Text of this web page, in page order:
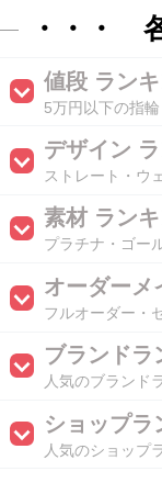
・・・
値段 ラン
5万円以下の指
デザイン
ストレート・ウ
素材 ラン
プラチナ・ゴー
オーダーメ
フルオーダー・
ブランドラ
人気のブランド
ショップラ
人気のショップ